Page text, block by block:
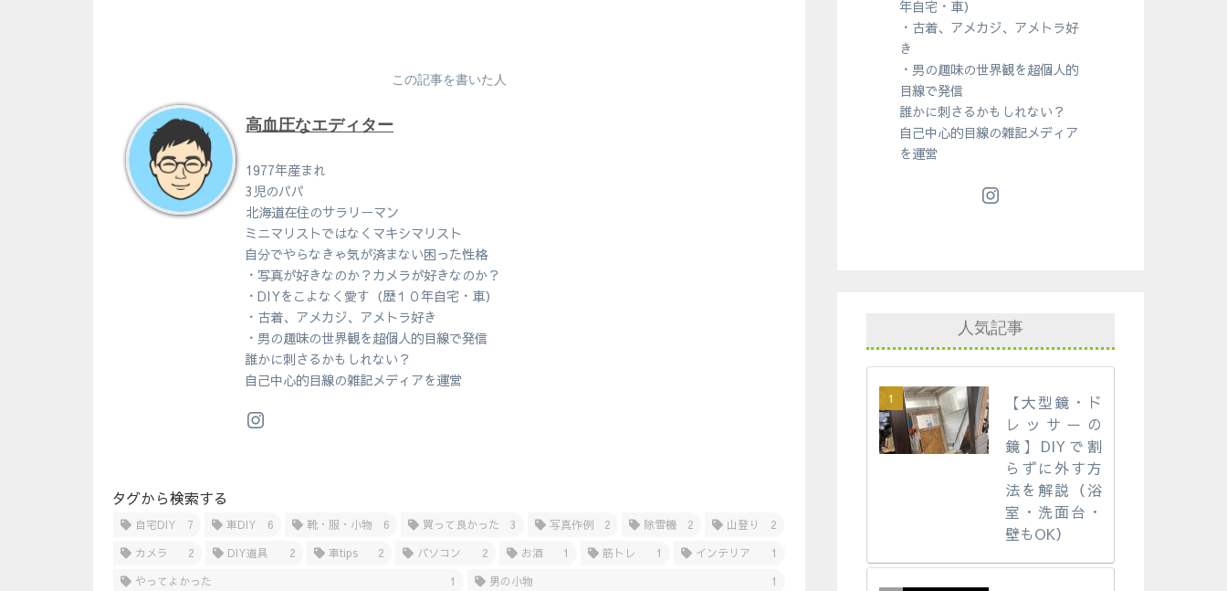
この記事を書いた人
高血圧なエディター
1977年産まれ
3児のパパ
北海道在住のサラリーマン
ミニマリストではなくマキシマリスト
自分でやらなきゃ気が済まない困った性格
・写真が好きなのか？カメラが好きなのか？
・DIYをこよなく愛す（歴１０年自宅・車）
・古着、アメカジ、アメトラ好き
・男の趣味の世界観を超個人的目線で発信
誰かに刺さるかもしれない？
自己中心的目線の雑記メディアを運営
タグから検索する
自宅DIY 7 車DIY 6 靴・服・小物 6 買って良かった 3 写真作例 2 除雪機 2 山登り
2
カメラ
2 DIY道具 2 車tips 2 パソコン 2 お酒 1 筋トレ 1 インテリア
1
やってよかった
1 男の小物 1
年自宅・車）
・古着、アメカジ、アメトラ好
き
・男の趣味の世界観を超個人的
目線で発信
誰かに刺さるかもしれない？
自己中心的目線の雑記メディア
を運営
人気記事
【大型鏡・ド
レッサーの
鏡】DIYで割
らずに外す方
法を解説（浴
室・洗面台・
壁もOK）